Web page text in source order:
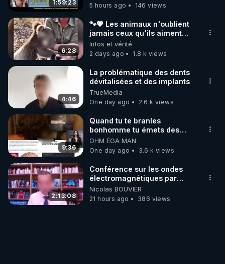
https://www.twitch.tv/bestofcomputer
https://www.bitchute.com/channel/bestofcom...
APPEL AUX DONS POUR SOUTENIR MON
TRAVAIL D'INTERET PUBLIC AVEC MES LIVE
(SAMEDI 21H / CROWDBUNKER & ODYSEE &
YOUTUBE & X/TWITTER & VK & RUMBLE &
TELEGRAM & FACEBOOK & TWITCH &
https://trumanplus.com/dons
Lien de ma cagnotte "Lyf Pay" (payable par CB
sans frais, la cagnotte étant anonyme, vos noms
ne seront pas visibles) pour vos dons ou un
1:59:23 5 hours ago 146 views
6:28
🐾💖 Les animaux n'oublient
jamais ceux qu'ils aiment…
🥹❤️
Infos et vérité
2 days ago
1.8 k views
4:46
La problématique des dents
dévitalisées et des implants
TrueMedia
One day ago
2.6 k views
9:36
Quand tu te branles
bonhomme tu émets des
ondes ils ont juste omis de
t'expliquer
OHM ÉGA MAN
One day ago
3.6 k views
2:13:08
Conférence sur les ondes
électromagnétiques par
Grégoire Caustru et Bart de
Wever !
Nicolas BOUVIER
21 hours ago
386 views